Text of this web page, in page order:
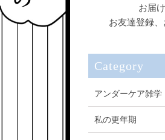
お届
お友達登録
Category
アンダーケア雑学
私の更年期